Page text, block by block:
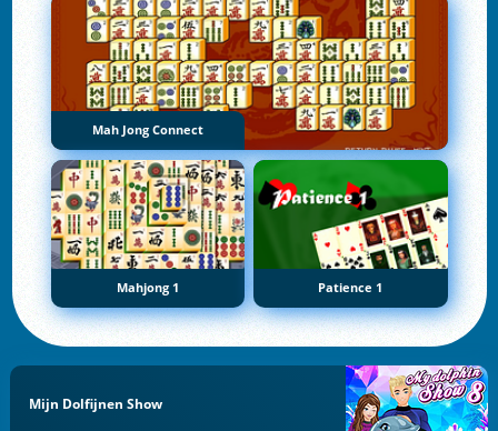
Mah Jong Connect
Mahjong 1 Patience 1
Mijn Dolfijnen Show